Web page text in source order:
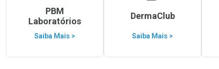
PBM
Laboratórios
Saiba Mais >
DermaClub
Saiba Mais >